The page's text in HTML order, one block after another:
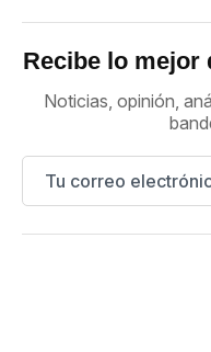
Recibe lo mejor
Noticias, opinión,